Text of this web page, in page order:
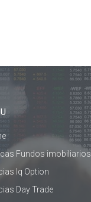
Fundos imobiliarios
Iq Option
Day Trade